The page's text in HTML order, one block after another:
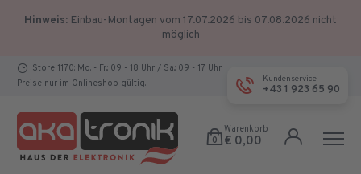
Hinweis: Einbau-Montagen vom 17.07.2026 bis 07.08.2026 nicht
möglich
Store 1170: Mo. - Fr.: 09 - 18 Uhr / Sa.: 09 - 17 Uhr
Preise nur im Onlineshop gültig.
Kundenservice
+43 1 923 65 90
0
Warenkorb
€ 0,00